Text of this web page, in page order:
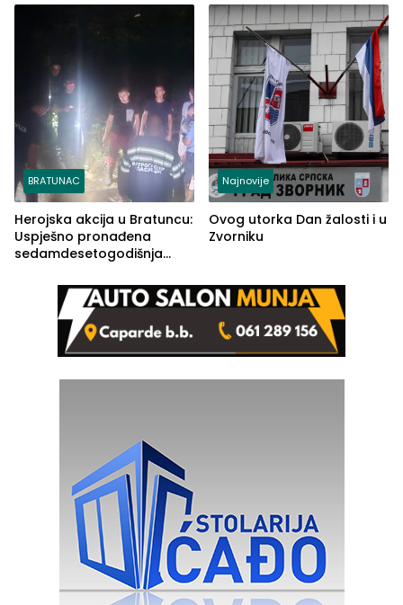
rješenje
BRATUNAC
Herojska akcija u Bratuncu:
Uspješno pronađena
sedamdesetogodišnja
Kravice.
Najnovije
Ovog utorka Dan žalosti i u
Zvorniku